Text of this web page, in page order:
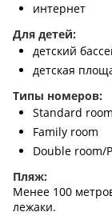
интернет
Для детей:
детский
детская
Типы номеров:
Standard room
Family room
Double room/
Пляж:
Менее 100
лежаки.